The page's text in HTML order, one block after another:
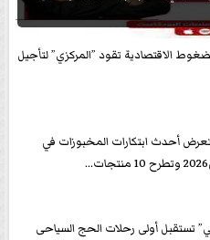
الاقتصادية تقود ”المركزي” لتأجيل
أحدث ابتكارات المخبوزات في
تستقبل أولى رحلات الحج السياحى